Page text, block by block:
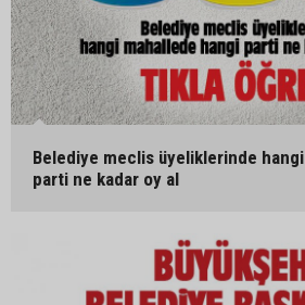
Belediye meclis üyeliklerinde
parti ne kadar oy al